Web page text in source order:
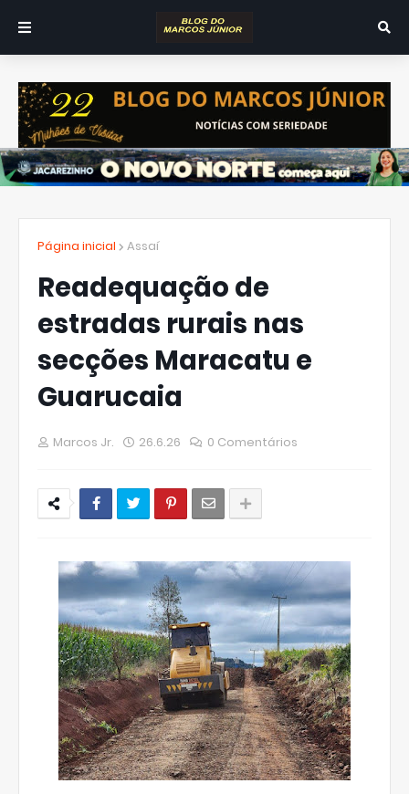
Página inicial Assaí
Readequação de
estradas rurais nas
secções Maracatu e
Guarucaia
Marcos Jr. 26.6.26 0 Comentários